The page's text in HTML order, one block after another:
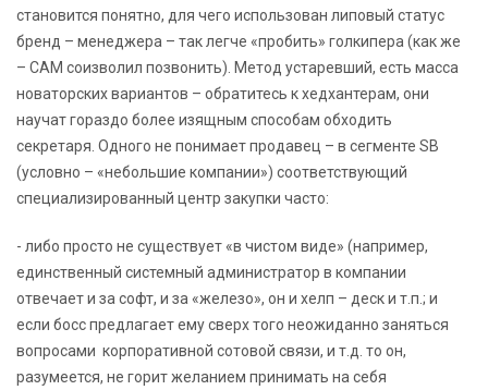
становится понятно, для чего использован липовый статус
бренд – менеджера – так легче «пробить» голкипера (как же
– САМ соизволил позвонить). Метод устаревший, есть масса
новаторских вариантов – обратитесь к хедхантерам, они
научат гораздо более изящным способам обходить
секретаря. Одного не понимает продавец – в сегменте SB
(условно – «небольшие компании») соответствующий
специализированный центр закупки часто:
- либо просто не существует «в чистом виде» (например,
единственный системный администратор в компании
отвечает и за софт, и за «железо», он и хелп – деск и т.п.; и
если босс предлагает ему сверх того неожиданно заняться
вопросами корпоративной сотовой связи, и т.д. то он,
разумеется, не горит желанием принимать на себя